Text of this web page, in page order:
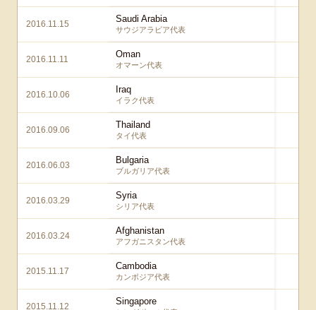
2016.11.15 Saudi Arabia
サウジアラビア代表
2016.11.11 Oman
オマーン代表
2016.10.06 Iraq
イラク代表
2016.09.06 Thailand
タイ代表
2016.06.03 Bulgaria
ブルガリア代表
2016.03.29 Syria
シリア代表
2016.03.24 Afghanistan
アフガニスタン代表
2015.11.17 Cambodia
カンボジア代表
2015.11.12 Singapore